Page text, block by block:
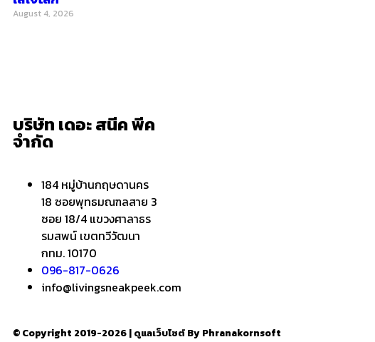
August 4, 2026
บริษัท เดอะ สนีค พีค
จำกัด
184 หมู่บ้านกฤษดานคร
18 ซอยพุทธมณฑลสาย 3
ซอย 18/4 แขวงศาลาธร
รมสพน์ เขตทวีวัฒนา
กทม. 10170
096-817-0626
info@livingsneakpeek.com–
© Copyright 2019-2026 | ดูแลเว็บไซต์ By Phranakornsoft